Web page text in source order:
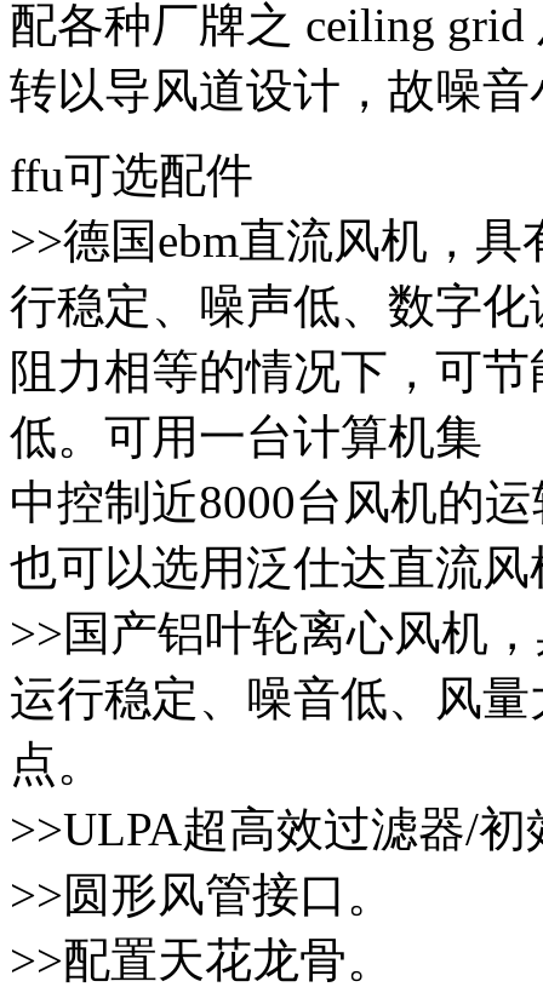
配各种厂牌之 ceiling grid
转以导风道设计，故噪
ffu可选配件
>>德国ebm直流风机，
行稳定、噪声低、数字
阻力相等的情况下，可
低。可用一台计算机集
中控制近8000台风机的
也可以选用泛仕达直流风
>>国产铝叶轮离心风机
运行稳定、噪音低、风
点。
>>ULPA超高效过滤器/
>>圆形风管接口。
>>配置天花龙骨。